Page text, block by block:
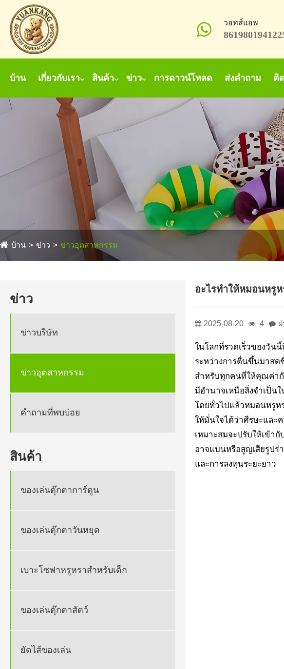
วอทส์แอพ
บ้าน เกี่ยวกับเรา สินค้า ข่าว การดาวน์โหลด ส่งคำถาม ติ
บ้าน ข่าว ข่าวอุตสาหกรรม
ข่าว
ข่าวบริษัท
ข่าวอุตสาหกรรม
คำถามที่พบบ่อย
สินค้า
ของเล่นตุ๊กตาการ์ตูน
ของเล่นตุ๊กตาวันหยุด
เบาะโซฟาหรูหราสำหรับเด็ก
ของเล่นตุ๊กตาสัตว์
ยัดไส้ของเล่น
อะไรทำให้หมอนหรู
2025-08-20 4
ในโลกที่รวดเร็วของวัน
ระหว่างการตื่นขึ้นมาสด
สำหรับทุกคนที่ให้คุณค่ากั
มีอำนาจเหนือสิ่งจำเป็น
โดยทั่วไปแล้วหมอนหรูห
ให้มั่นใจได้ว่าศีรษะแล
เหมาะสมจะปรับให้เข้า
อาจแบนหรือสูญเสียรูปร่
และการลงทุนระยะยาว